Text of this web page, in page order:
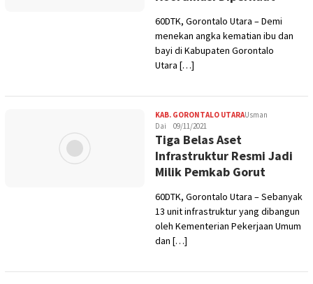
60DTK, Gorontalo Utara – Demi
menekan angka kematian ibu dan
bayi di Kabupaten Gorontalo
Utara […]
KAB. GORONTALO UTARAUsman
Dai
09/11/2021
Tiga Belas Aset
Infrastruktur Resmi Jadi
Milik Pemkab Gorut
60DTK, Gorontalo Utara – Sebanyak
13 unit infrastruktur yang dibangun
oleh Kementerian Pekerjaan Umum
dan […]